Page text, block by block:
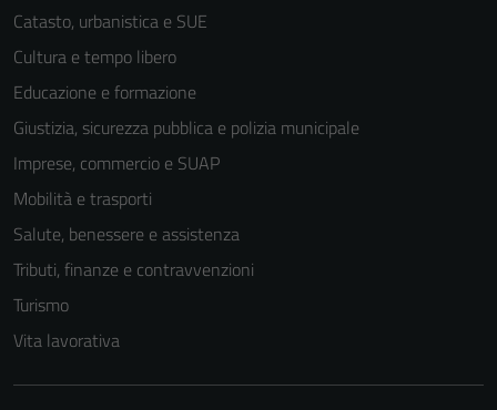
Catasto, urbanistica e SUE
Cultura e tempo libero
Educazione e formazione
Giustizia, sicurezza pubblica e polizia municipale
Imprese, commercio e SUAP
Mobilità e trasporti
Salute, benessere e assistenza
Tributi, finanze e contravvenzioni
Turismo
Vita lavorativa